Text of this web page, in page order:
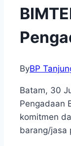
ByBP
Batam, 30
Pengadaan
komitmen
barang/jasa